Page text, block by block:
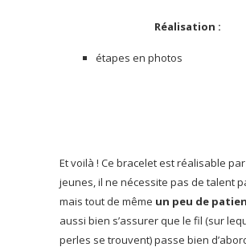
Réalisation :
étapes en photos
Et voilà ! Ce bracelet est réalisable
jeunes, il ne nécessite pas de talent
mais tout de même un peu de
aussi bien s’assurer que le fil (sur
perles se trouvent) passe bien